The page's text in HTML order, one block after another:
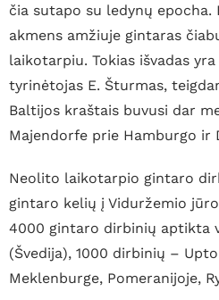
čia sutapo su ledynų
akmens amžiuje gintaras
laikotarpiu. Tokias išvadas
tyrinėtojas E. Šturmas,
Baltijos kraštais buvusi dar
Majendorfe prie Hamburgo ir
Neolito laikotarpio gintaro
gintaro kelių į Viduržemio
4000 gintaro dirbinių aptikta
(Švedija), 1000 dirbinių –
Meklenburge, Pomeranijoje,